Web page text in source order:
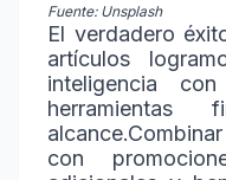
Fuente: Unsplash
El verdadero
artículos
inteligencia
herramientas
alcance.
con